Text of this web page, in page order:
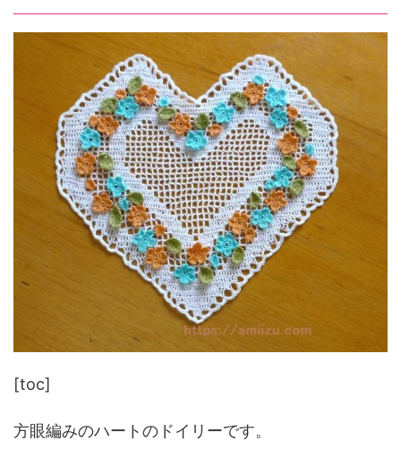
[toc]
方眼編みのハートのドイリーです。